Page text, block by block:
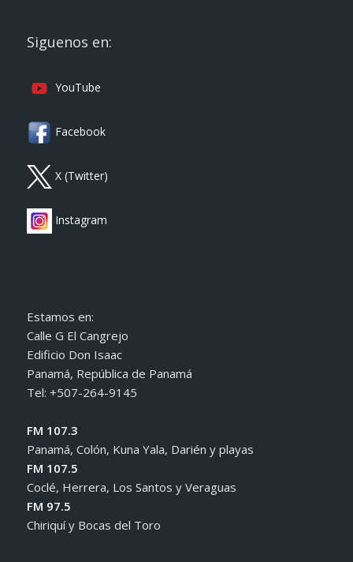
Siguenos en:
YouTube
Facebook
X (Twitter)
Instagram
Estamos en:
Calle G El Cangrejo
Edificio Don Isaac
Panamá, República de Panamá
Tel: +507-264-9145
FM 107.3
Panamá, Colón, Kuna Yala, Darién y playas
FM 107.5
Coclé, Herrera, Los Santos y Veraguas
FM 97.5
Chiriquí y Bocas del Toro